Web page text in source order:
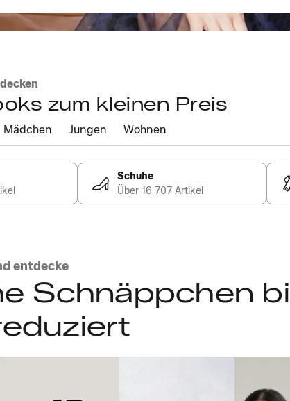
zum kleinen Preis
Mädchen Jungen Wohnen
Schuhe
Über 16 707 Artikel
entdecke
Schnäppchen